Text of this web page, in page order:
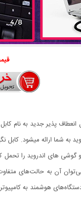
آن به حالت‌های